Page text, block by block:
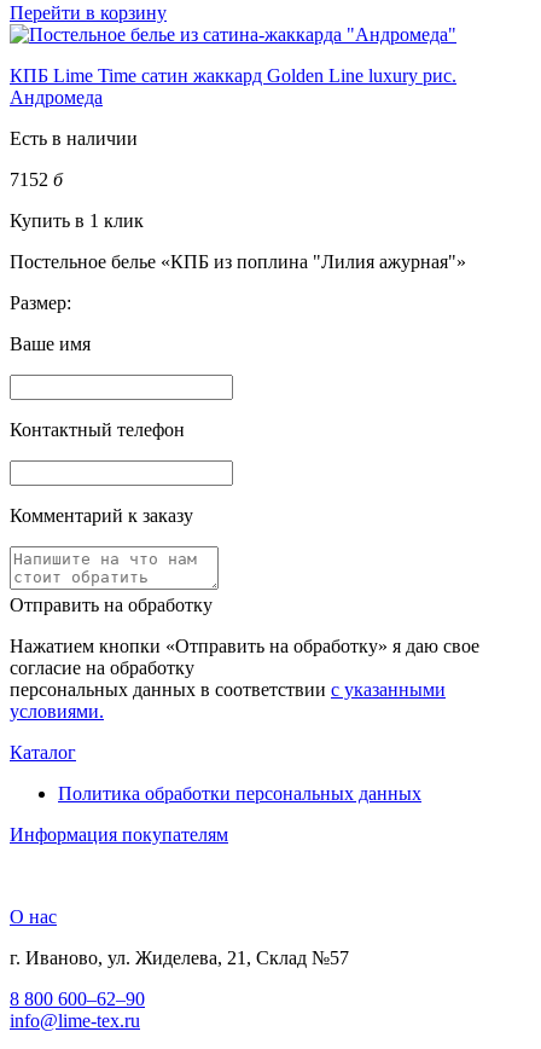
Перейти в корзину
КПБ Lime Time сатин жаккард Golden Line luxury рис.
Андромеда
Есть в наличии
7152 б
Купить в 1 клик
Постельное белье «КПБ из поплина "Лилия ажурная"»
Размер:
Ваше имя
Контактный телефон
Комментарий к заказу
Отправить на обработку
Нажатием кнопки «Отправить на обработку» я даю свое
согласие на обработку
персональных данных в соответствии с указанными
условиями.
Каталог
Политика обработки персональных данных
Информация покупателям
О нас
г. Иваново, ул. Жиделева, 21, Склад №57
8 800 600–62–90
info@lime-tex.ru